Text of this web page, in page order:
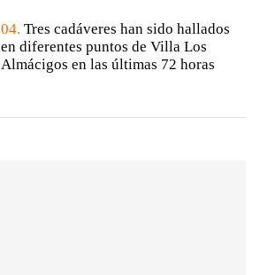
04. Tres cadáveres han sido hallados
en diferentes puntos de Villa Los
Almácigos en las últimas 72 horas